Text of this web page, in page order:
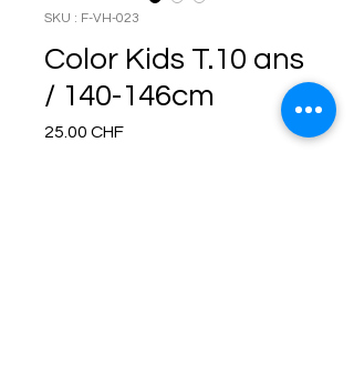
SKU : F-VH-023
Color Kids T.10 ans
/ 140-146cm
25.00 CHFPrix